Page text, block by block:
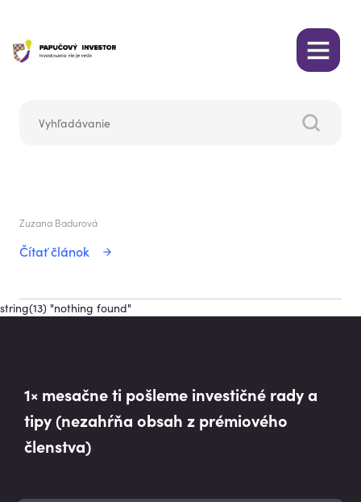
Zuzana Badurová
Čítať článok
string(13) "nothing found"
1× mesačne ti pošleme investičné rady a
tipy (nezahŕňa obsah z prémiového
členstva)